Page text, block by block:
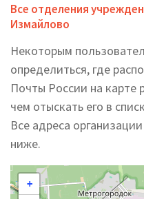
Все отделения
Измайлово
Некоторым
определиться, где
Почты России на карте
чем отыскать его в
Все адреса
ниже.
+